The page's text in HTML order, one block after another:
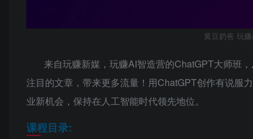
黄豆奶爸 玩
来自玩赚新媒，玩赚AI智造营的ChatGPT大师班
注目的文章，带来更多流量！用ChatGPT创作有说服
业新机会，保持在人工智能时代领先地位。
课程目录: